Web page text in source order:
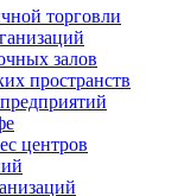
торговли
залов
пространств
центров